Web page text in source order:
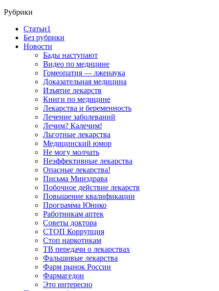
Рубрики
Cтатьи1
Без рубрики
Новости
Бады наступают
Видео по медицине
Гомеопатия — лженаука
Доказательная медицина
Изъятие лекарств
Книги по медицине
Лекарства и беременность
Лечение заболеваний
Лечим? Калечим!
Льготные лекарства
Медицинский юмор
Не могу молчать
Неэффективные лекарства
Опасные лекарства!
Письма Минздрава
Побочное действие лекарств
Повышение квалификации
Программа Юнико
Работникам аптек
Советы доктора
СТОП Коррупция
Стоп наркотикам
ТВ передачи о лекарствах
Фальшивые лекарства
Фарм рынок России
Фармагедон
Это интересно